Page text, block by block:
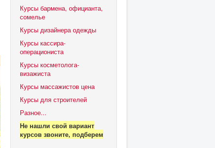
Курсы бармена, официанта,
сомелье
Курсы дизайнера одежды
Курсы кассира-
операциониста
Курсы косметолога-
визажиста
Курсы массажистов цена
Курсы для строителей
Разное...
Не нашли свой вариант
курсов звоните, подберем